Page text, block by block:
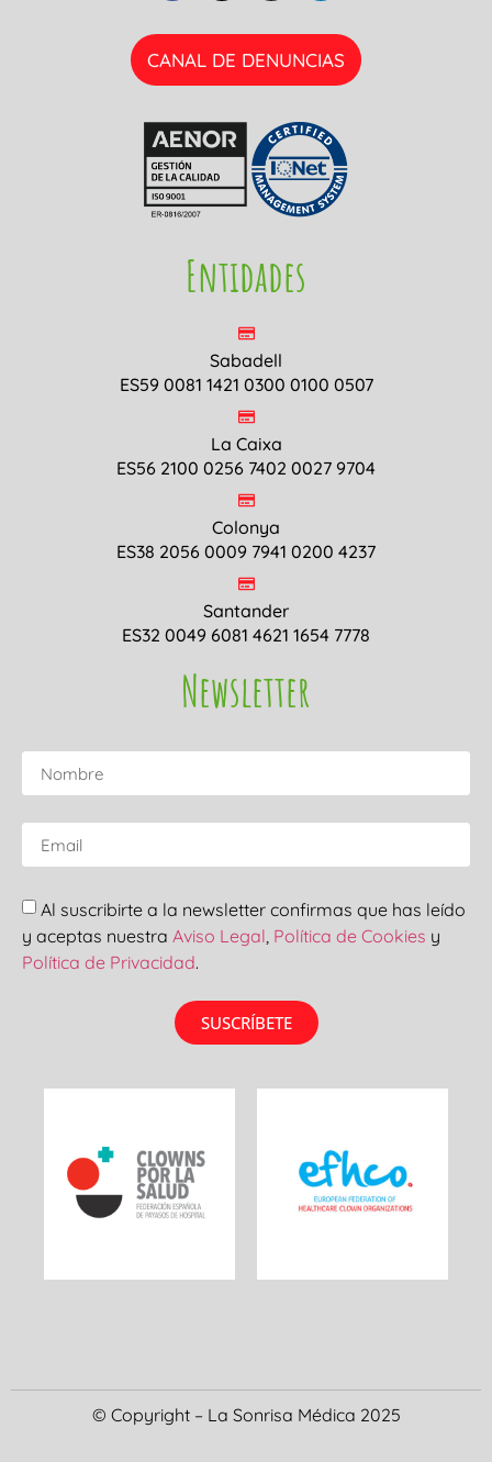
CANAL DE DENUNCIAS
Entidades
Sabadell
ES59 0081 1421 0300 0100 0507
La Caixa
ES56 2100 0256 7402 0027 9704
Colonya
ES38 2056 0009 7941 0200 4237
Santander
ES32 0049 6081 4621 1654 7778
Newsletter
Al suscribirte a la newsletter confirmas que has leído
y aceptas nuestra Aviso Legal, Política de Cookies y
Política de Privacidad.
SUSCRÍBETE
© Copyright – La Sonrisa Médica 2025